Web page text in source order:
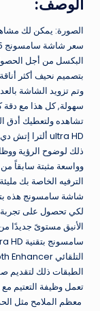
الوصف:
الصورة: يمكن لك
البكسل من أجل
بتصميم نحيف أكثر
وتم تزويد الشاشة
سهولة, كل هذا مع دقة
تشاهده ولتعطيك أدق
ذلك لوضوح الرؤية
وواسعة مثبتة سابقاً
الترفيه الخاصة بك
شاشة سامسونج هذه
لكي تحصول على
الأنيق مستوىً جديدًا
الطبقات ذلك لتقديم
معظم الملامح مثل